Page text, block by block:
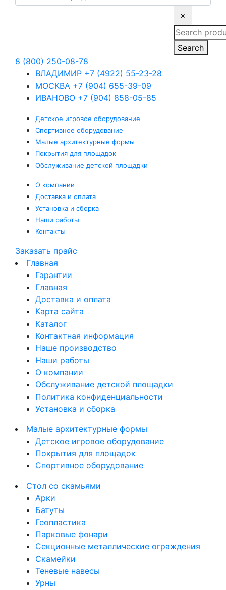
×
Search
for:
Search
8 (800) 250-08-78
ВЛАДИМИР +7 (4922) 55-23-28
МОСКВА +7 (904) 655-39-09
ИВАНОВО +7 (904) 858-05-85
Детское игровое оборудование
Спортивное оборудование
Малые архитектурные формы
Покрытия для площадок
Обслуживание детской площадки
О компании
Доставка и оплата
Установка и сборка
Наши работы
Контакты
Заказать прайс
Главная
Гарантии
Главная
Доставка и оплата
Карта сайта
Каталог
Контактная информация
Наше производство
Наши работы
О компании
Обслуживание детской площадки
Политика конфиденциальности
Установка и сборка
Малые архитектурные формы
Детское игровое оборудование
Покрытия для площадок
Спортивное оборудование
Стол со скамьями
Арки
Батуты
Геопластика
Парковые фонари
Секционные металлические ограждения
Скамейки
Теневые навесы
Урны